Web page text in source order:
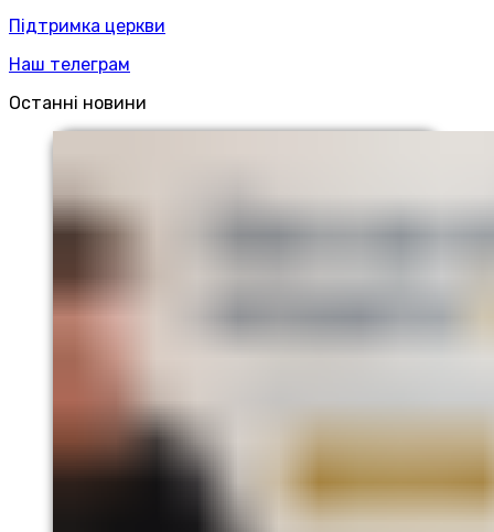
Підтримка церкви
Наш телеграм
Останні новини